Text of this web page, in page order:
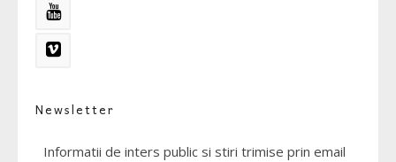
Newsletter
Informatii de inters public si stiri trimise prin email